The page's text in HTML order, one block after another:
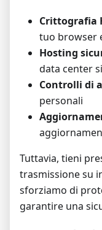
Crittografia
tuo browser
Hosting
data center
Controlli di
personali
Tuttavia, tieni
trasmissione su
sforziamo di
garantire una